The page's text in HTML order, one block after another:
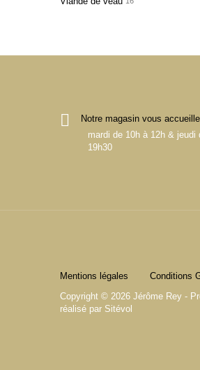
Notre magasin vous
mardi de 10h à 12h & jeudi
19h30
Mentions légales Conditions
Copyright © 2026 Jérôme Rey -
réalisé par Sitévol